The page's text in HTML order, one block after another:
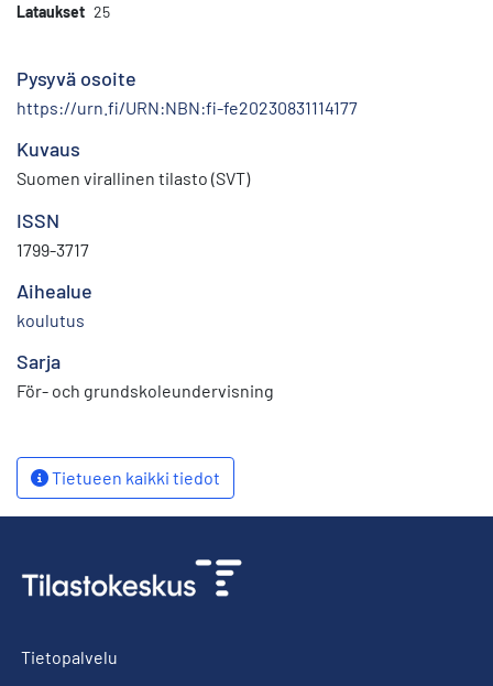
Lataukset 25
Pysyvä osoite
https://urn.fi/URN:NBN:fi-fe20230831114177
Kuvaus
Suomen virallinen tilasto (SVT)
ISSN
1799-3717
Aihealue
koulutus
Sarja
För- och grundskoleundervisning
Tietueen kaikki tiedot
Tietopalvelu